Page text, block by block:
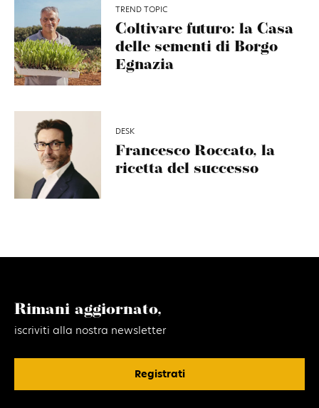
TREND TOPIC
Coltivare futuro: la Casa
delle sementi di Borgo
Egnazia
DESK
Francesco Roccato, la
ricetta del successo
Rimani aggiornato,
iscriviti alla nostra newsletter
Registrati